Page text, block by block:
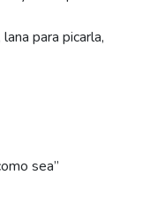
para picarla,
sea”